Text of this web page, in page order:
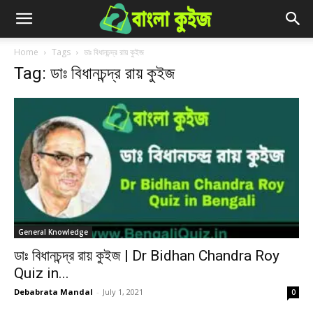
Home Tags ডাঃ বিধানচন্দ্র রায় কুইজ
Tag: ডাঃ বিধানচন্দ্র রায় কুইজ
General Knowledge
ডাঃ বিধানচন্দ্র রায় কুইজ | Dr Bidhan Chandra Roy
Quiz in...
Debabrata Mandal - July 1, 2021 0